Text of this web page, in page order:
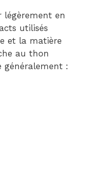
légèrement en
utilisés
et la matière
au thon
généralement :